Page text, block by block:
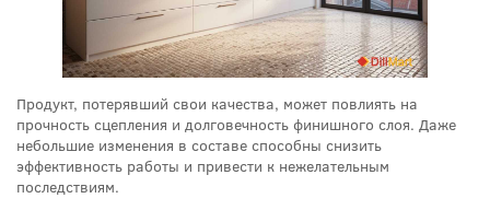
Продукт, потерявший свои качества, может повлиять на
прочность сцепления и долговечность финишного слоя. Даже
небольшие изменения в составе способны снизить
эффективность работы и привести к нежелательным
последствиям.